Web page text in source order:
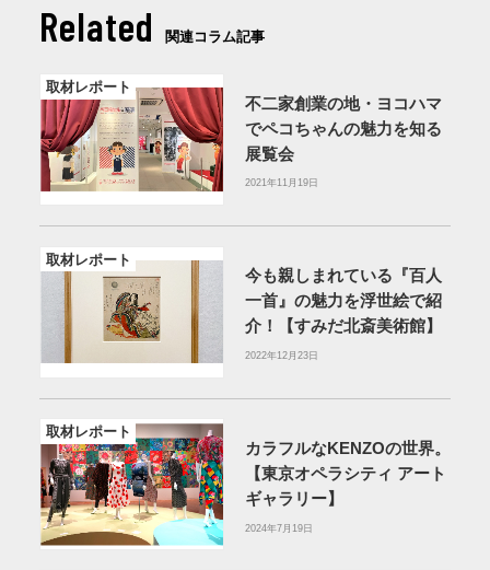
Related 関連コラム記事
取材レポート
不二家創業の地・ヨコハマ
でペコちゃんの魅力を知る
展覧会
2021年11月19日
取材レポート
今も親しまれている『百人
一首』の魅力を浮世絵で紹
介！【すみだ北斎美術館】
2022年12月23日
取材レポート
カラフルなKENZOの世界。
【東京オペラシティ アート
ギャラリー】
2024年7月19日